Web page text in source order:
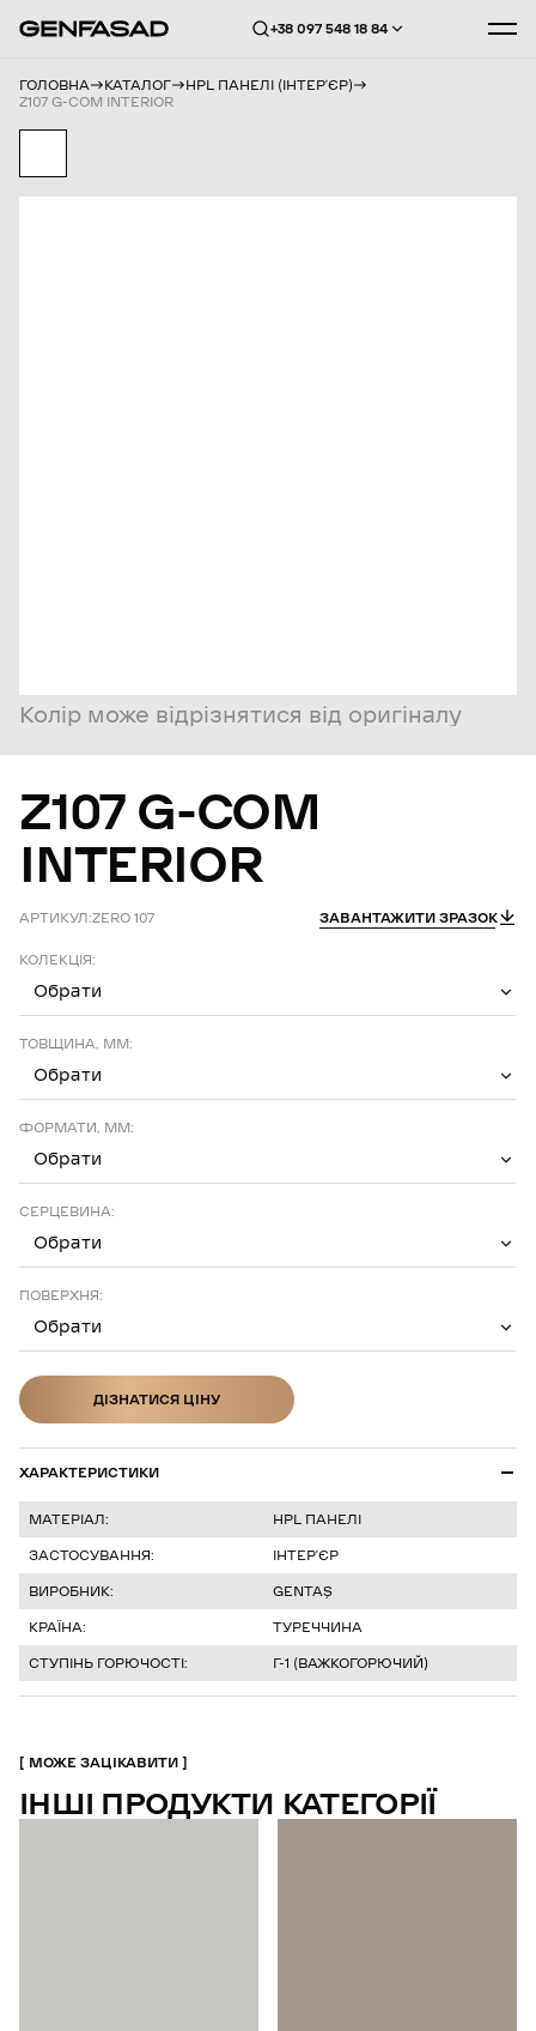
+38 097 548 18 84
ГОЛОВНА КАТАЛОГ
HPL ПАНЕЛІ (ІНТЕРʼЄР)
Z107 G-COM INTERIOR
Колір може відрізнятися від оригіналу
Z107 G-COM
INTERIOR
АРТИКУЛ:ZERO 107 ЗАВАНТАЖИТИ ЗРАЗОК
КОЛЕКЦІЯ:
Обрати
ТОВЩИНА, ММ:
Обрати
ФОРМАТИ, ММ:
Обрати
СЕРЦЕВИНА:
Обрати
ПОВЕРХНЯ:
Обрати
ДІЗНАТИСЯ ЦІНУ
ХАРАКТЕРИСТИКИ
МАТЕРІАЛ:
HPL ПАНЕЛІ
ЗАСТОСУВАННЯ:
ІНТЕР’ЄР
ВИРОБНИК:
GENTAŞ
КРАЇНА:
ТУРЕЧЧИНА
СТУПІНЬ ГОРЮЧОСТІ:
Г-1 (ВАЖКОГОРЮЧИЙ)
МОЖЕ ЗАЦІКАВИТИ
ІНШІ ПРОДУКТИ КАТЕГОРІЇ